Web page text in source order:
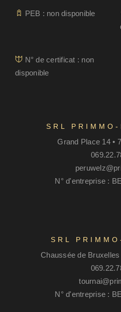
PEB : non disponible
N° de certificat : non
disponible
SRL PRIMMO-
Grand Place 14 •
N° d'entreprise :
SRL
Chaussée de Bruxelles
N° d'entreprise :